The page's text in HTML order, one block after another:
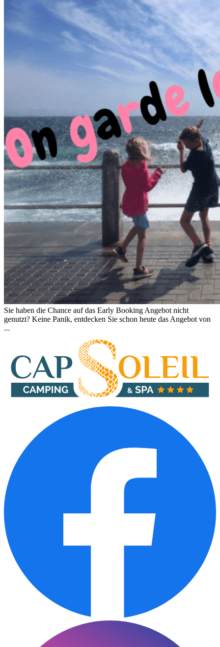
Sie haben die Chance auf das Early Booking Angebot nicht
genutzt? Keine Panik, entdecken Sie schon heute das Angebot von
...